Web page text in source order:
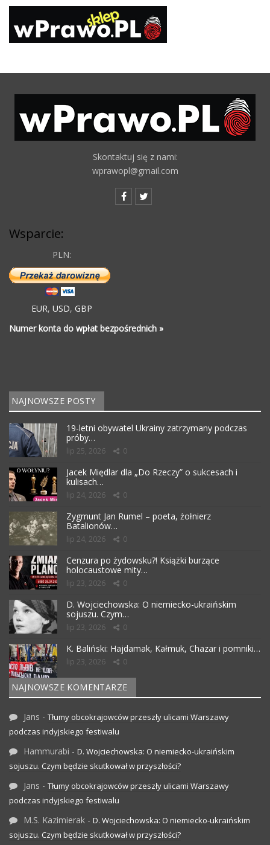
Skontaktuj się z nami:
wprawopl@gmail.com
Wsparcie:
PLN:
EUR, USD, GBP
Numer konta do wpłat bezpośrednich »
NAJNOWSZE POSTY
19-letni obywatel Ukrainy zatrzymany podczas
próby…
lip 25, 2026 0
Jacek Międlar dla „Do Rzeczy” o sukcesach i
kulisach…
lip 24, 2026 0
Zygmunt Jan Rumel – poeta, żołnierz
Batalionów…
lip 24, 2026 0
Cenzura po żydowsku?! Książki burzące
holocaustowe mity…
lip 23, 2026 0
D. Wojciechowska: O niemiecko-ukraińskim
sojuszu. Czym…
lip 23, 2026 0
K. Baliński: Hajdamak, Kałmuk, Chazar i pomniki…
lip 23, 2026 0
NAJNOWSZE KOMENTARZE
Jans - Tłumy obcokrajowców przeszły ulicami Warszawy
podczas indyjskiego festiwalu
Hammurabi - D. Wojciechowska: O niemiecko-ukraińskim
sojuszu. Czym będzie skutkował w przyszłości?
Jans - Tłumy obcokrajowców przeszły ulicami Warszawy
podczas indyjskiego festiwalu
M.S. Kazimierak - D. Wojciechowska: O niemiecko-ukraińskim
sojuszu. Czym będzie skutkował w przyszłości?